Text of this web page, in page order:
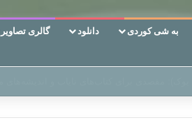
به شی کوردی دانلود گالری تصاویر